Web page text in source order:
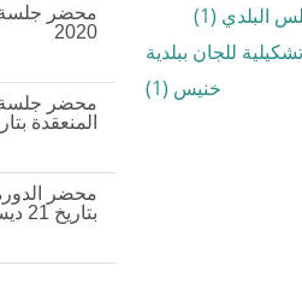
البلدي (1)
للجان ببلدية
خنيس (1)
2020
المنعقدة بتاريخ 27
بتاريخ 21 ديسمبر 2019